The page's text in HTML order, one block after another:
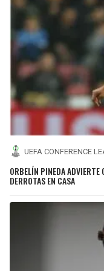
UEFA CONFERENCE
ORBELÍN PINEDA ADVIERTE
DERROTAS EN CASA